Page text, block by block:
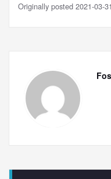
Originally posted 2021-03-